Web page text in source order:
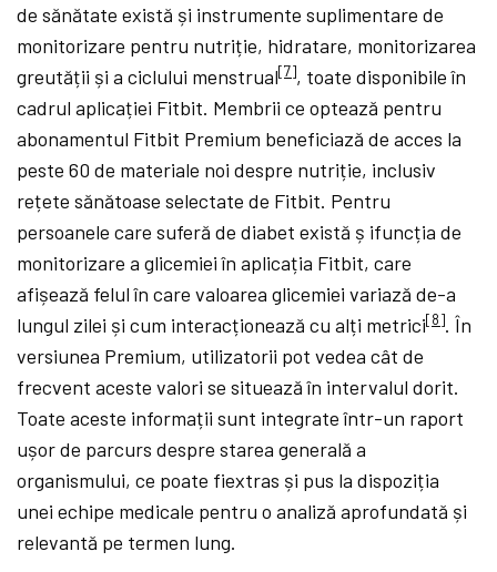
de sănătate există și instrumente suplimentare de
monitorizare pentru nutriție, hidratare, monitorizarea
greutății și a ciclului menstrual[7], toate disponibile în
cadrul aplicației Fitbit. Membrii ce optează pentru
abonamentul Fitbit Premium beneficiază de acces la
peste 60 de materiale noi despre nutriție, inclusiv
rețete sănătoase selectate de Fitbit. Pentru
persoanele care suferă de diabet există ș ifuncția de
monitorizare a glicemiei în aplicația Fitbit, care
afișează felul în care valoarea glicemiei variază de-a
lungul zilei și cum interacționează cu alți metrici[8]. În
versiunea Premium, utilizatorii pot vedea cât de
frecvent aceste valori se situează în intervalul dorit.
Toate aceste informații sunt integrate într-un raport
ușor de parcurs despre starea generală a
organismului, ce poate fiextras și pus la dispoziția
unei echipe medicale pentru o analiză aprofundată și
relevantă pe termen lung.